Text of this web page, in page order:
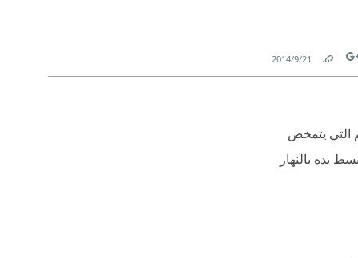
Link
21‏/9‏/2014
التي يتمخض
يده بالنهار